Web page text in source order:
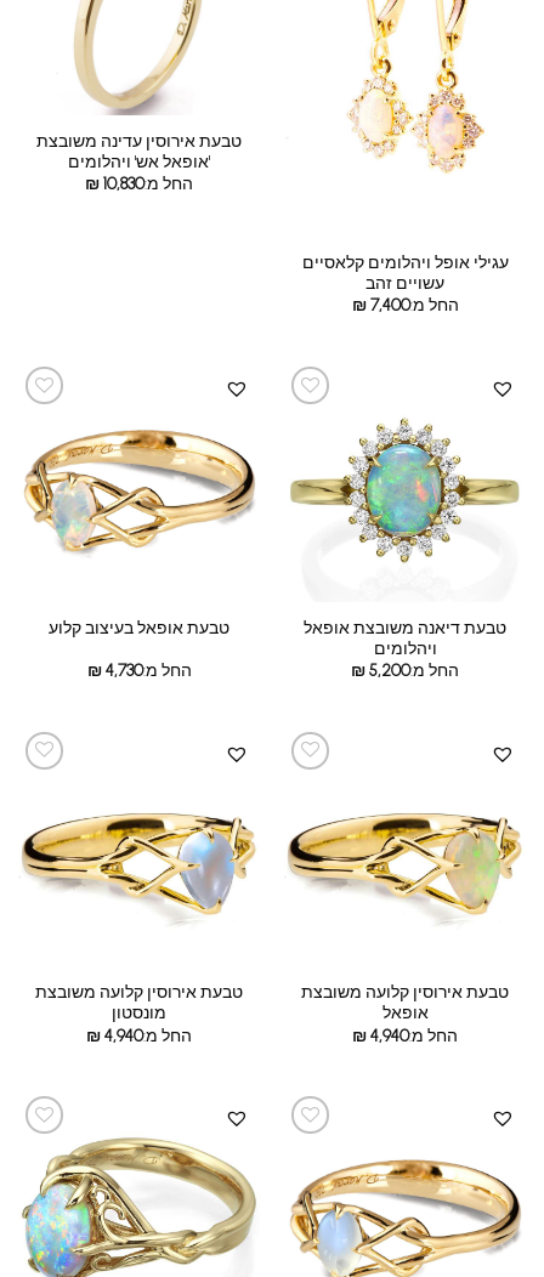
עגילי אופל ויהלומים קלאסיים
עשויים זהב
החל מ:
₪7,400
טבעת אירוסין עדינה משובצת
'אופאל אש' ויהלומים
החל מ:
₪10,830
טבעת דיאנה משובצת אופאל
ויהלומים
החל מ:
₪5,200
טבעת אופאל בעיצוב קלוע
החל מ: ₪4,730
טבעת אירוסין קלועה משובצת
אופאל
החל מ:
₪4,940
טבעת אירוסין קלועה משובצת
מונסטון
החל מ:
₪4,940